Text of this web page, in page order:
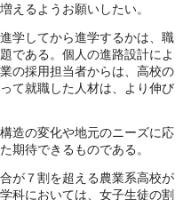
えるようお願いしたい。
学してから進学するかは、職
である。個人の進路設計によ
の採用担当者からは、高校の
て就職した人材は、より伸び
造の変化や地元のニーズに応
期待できるものである。
が７割を超える農業系高校が
科においては、女子生徒の割